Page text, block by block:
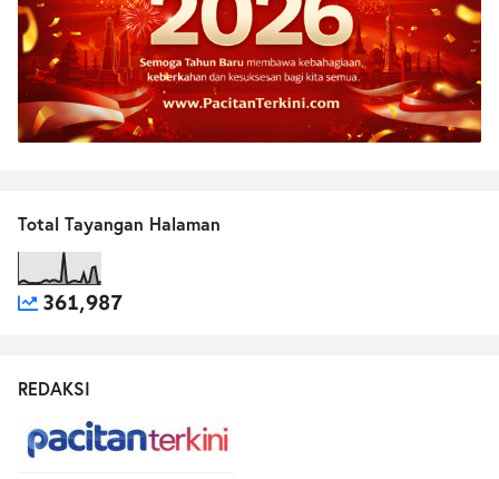
Total Tayangan Halaman
361,987
REDAKSI